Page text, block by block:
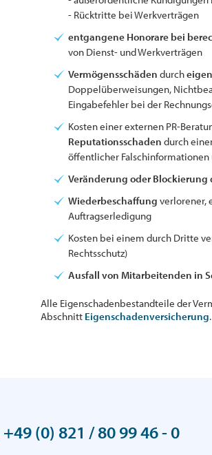
- Rücktritte bei Werkverträgen
entgangene Honorare bei
von Dienst- und Werkverträgen
Vermögensschäden durch
Doppelüberweisungen,
Eingabefehler bei der
Kosten einer externen PR-
Reputationsschadendurch
öffentlicher Falschinformationen
Veränderung oder Blockierung
Wiederbeschaffungverlorener,
Auftragserledigung
Kosten bei einem durch Dritte
Rechtsschutz)
Ausfall von Mitarbeitenden in
Alle Eigenschadenbestandteile der
Abschnitt Eigenschadenversicherung.
+49 (0) 821 / 80 99 46 - 0